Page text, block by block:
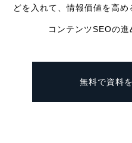
どを入れて、情報価値を高め
コンテンツSEOの
無料で資料